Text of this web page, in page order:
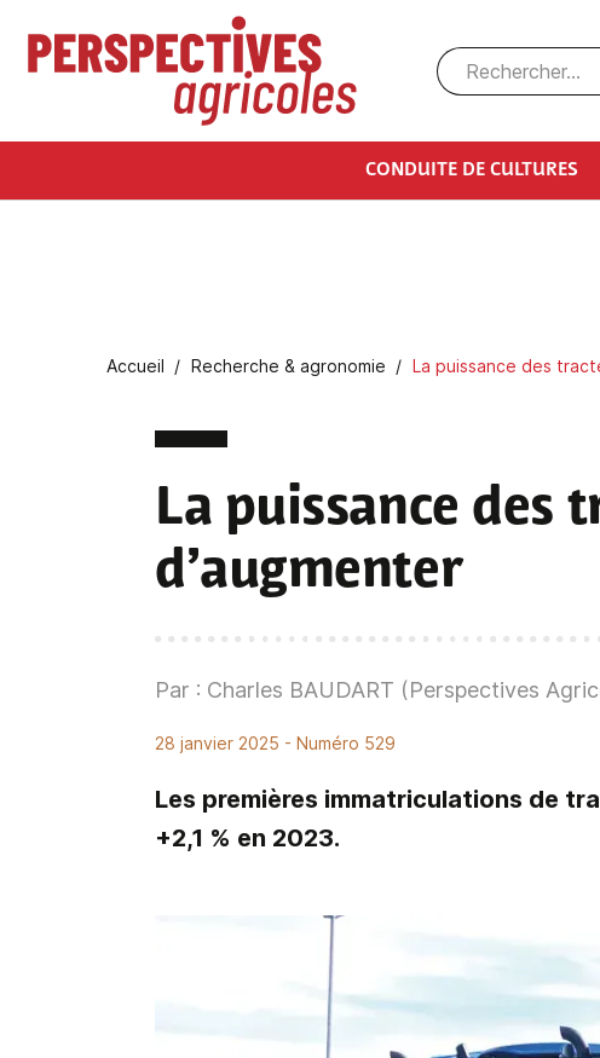
Aller au contenu principal
CONDUITE DE CULTURES
Fil d'Ariane
Accueil Recherche & agronomie La puissance des
La puissance des
d’augmenter
Par : Charles BAUDART (Perspectives
28 janvier 2025 - Numéro 529
Les premières immatriculations de
+2,1 % en 2023.